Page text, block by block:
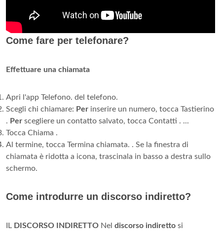
Come fare per telefonare?
Effettuare una chiamata
Apri l'app Telefono. del telefono.
Scegli chi chiamare: Per inserire un numero, tocca Tastierino
. Per scegliere un contatto salvato, tocca Contatti . ...
Tocca Chiama .
Al termine, tocca Termina chiamata. . Se la finestra di
chiamata è ridotta a icona, trascinala in basso a destra sullo
schermo.
Come introdurre un discorso indiretto?
IL DISCORSO INDIRETTO Nel discorso indiretto si